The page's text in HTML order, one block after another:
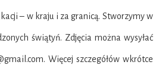
– w kraju i za granicą. Stworzymy w
świątyń. Zdjęcia można wysyłać
Więcej szczegółów wkrótce